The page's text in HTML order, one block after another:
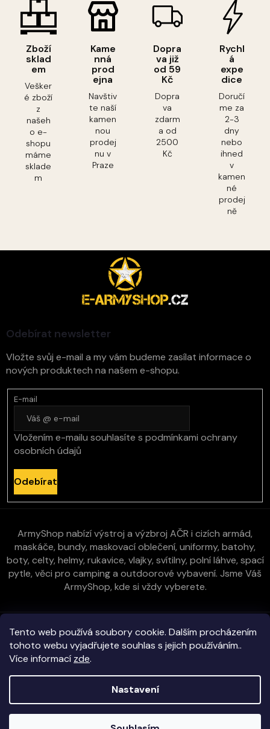
Tento web používá soubory cookie. Dalším procházením
tohoto webu vyjadřujete souhlas s jejich používáním..
Více informací zde.
Nastavení
Zboží
sklad
em
Vešker
é zboží
z
našeh
o e-
shopu
máme
sklade
m
Kame
nná
prod
ejna
Navštiv
te naší
kamen
nou
prodej
nu v
Praze
Dopra
va již
od 59
Kč
Dopra
va
zdarm
a od
2500
Kč
Rychl
á
expe
dice
Doručí
me za
2-3
dny
nebo
ihned
v
kamen
né
prodej
ně
Odebírat newsletter
Vložte svůj e-mail a my vám budeme zasílat informace o
nových produktech na našem e-shopu.
E-mail
Vložením e-mailu souhlasíte s podmínkami ochrany
osobních údajů
Odebírat
ArmyShop nabízí výstroj a výzbroj AČR i cizích armád,
maskáče, bundy, maskovací oblečení, uniformy, batohy,
boty, celty, helmy, rukavice, vlajky, svítilny, polní láhve, spací
pytle, věci pro camping a outdoorové vybavení. Jsme Váš
ArmyShop, kde si vždy vyberete.
Zákaznická péče
Vše o nákupu
E-ArmyShop.cz . Všechna práva vyhrazena.